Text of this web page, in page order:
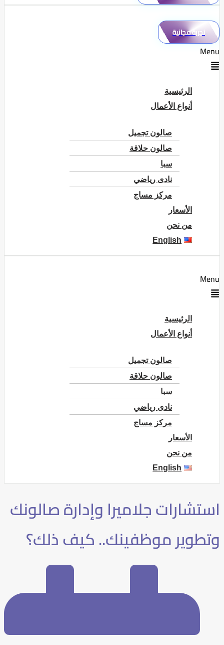
تجربة مجانية
Menu
الرئيسية
أنواع الأعمال
صالون تجميل
صالون حلاقة
سبا
نادى رياضي
مركز مساج
الأسعار
من نحن
English
Menu
الرئيسية
أنواع الأعمال
صالون تجميل
صالون حلاقة
سبا
نادى رياضي
مركز مساج
الأسعار
من نحن
English
استشارات جلاميرا وإدارة صالونك
وتطوير موظفينك.. كيف ذلك؟